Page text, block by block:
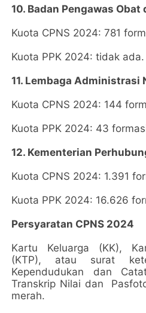
10. Badan Pengawas Obat
Kuota CPNS 2024: 781
Kuota PPK 2024: tidak ada.
11. Lembaga Administrasi
Kuota CPNS 2024: 144
Kuota PPK 2024: 43
12. Kementerian
Kuota CPNS 2024: 1.391
Kuota PPK 2024: 16.626
Persyaratan CPNS 2024
Kartu Keluarga (KK),
(KTP), atau surat
Kependudukan dan
Transkrip Nilai dan
merah.